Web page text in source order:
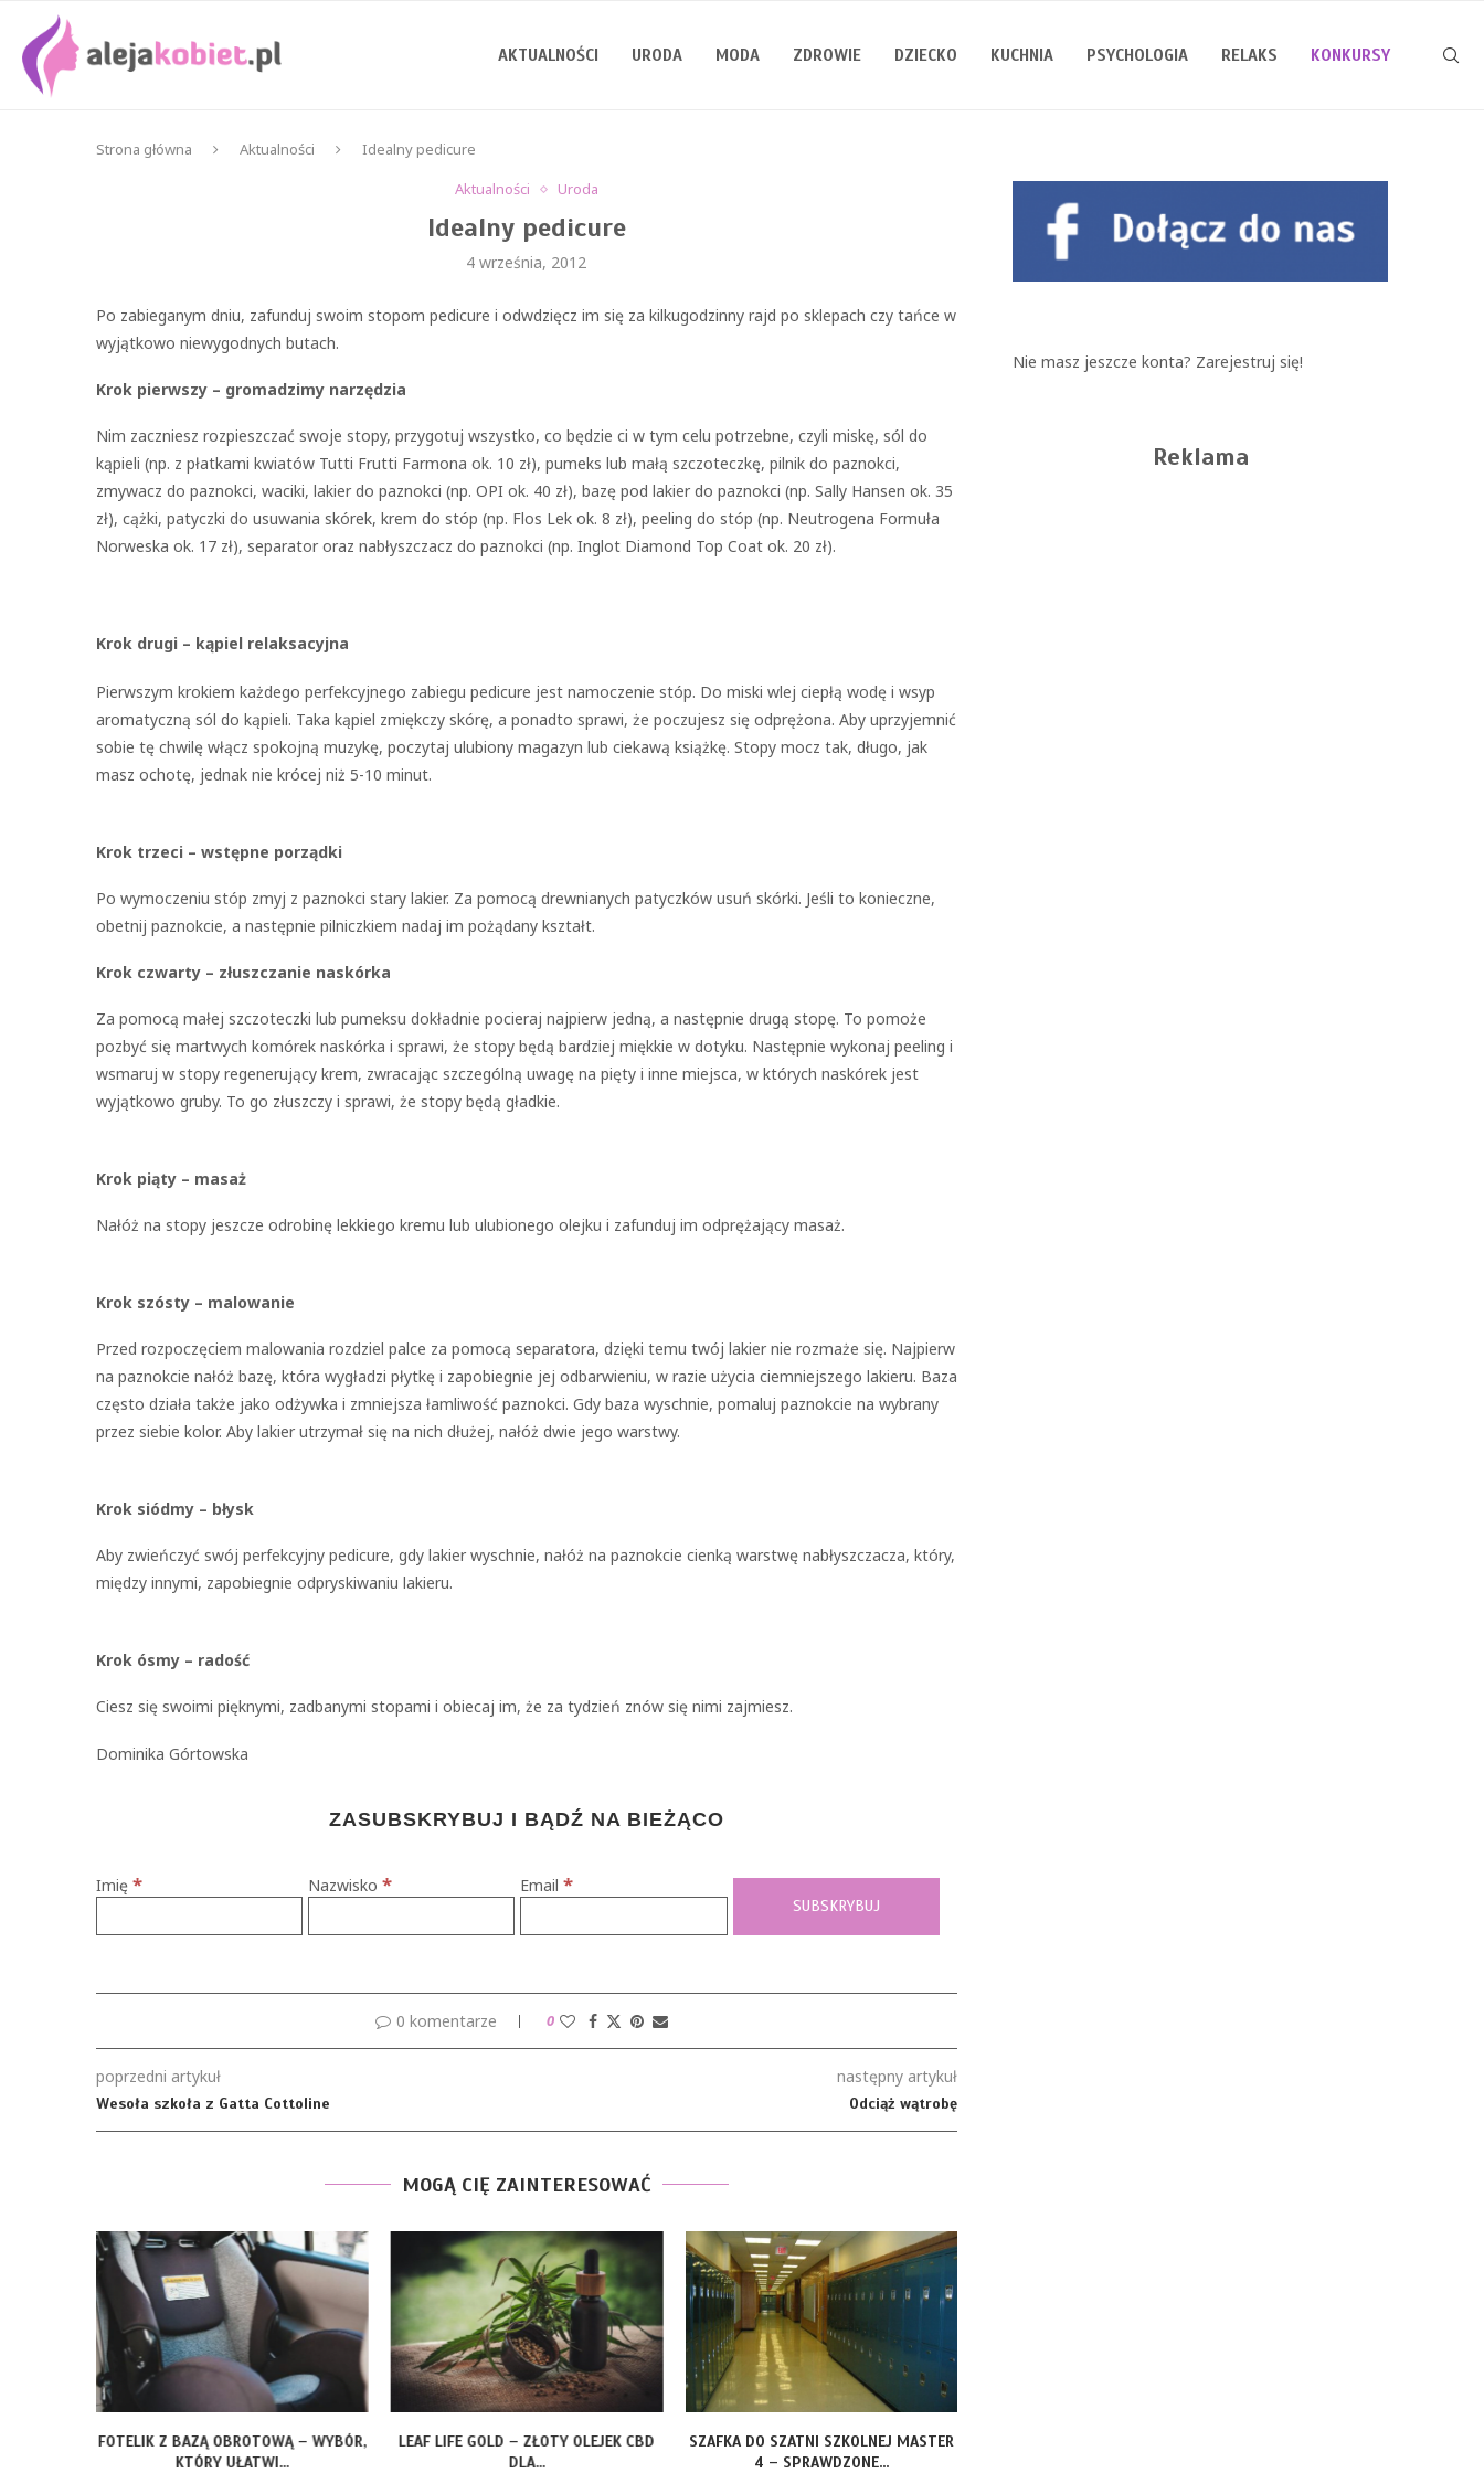
AKTUALNOŚCI URODA MODA ZDROWIE DZIECKO KUCHNIA PSYCHOLOGIA RELAKS KONKURSY
Strona główna Aktualności
Idealny pedicure
Aktualności
Uroda
Idealny pedicure
4 września, 2012
Po zabieganym dniu, zafunduj swoim stopom pedicure i odwdzięcz im się za kilkugodzinny rajd po sklepach czy tańce w
wyjątkowo niewygodnych butach.
Krok pierwszy – gromadzimy narzędzia
Nim zaczniesz rozpieszczać swoje stopy, przygotuj wszystko, co będzie ci w tym celu potrzebne, czyli miskę, sól do
kąpieli (np. z płatkami kwiatów Tutti Frutti Farmona ok. 10 zł), pumeks lub małą szczoteczkę, pilnik do paznokci,
zmywacz do paznokci, waciki, lakier do paznokci (np. OPI ok. 40 zł), bazę pod lakier do paznokci (np. Sally Hansen ok. 35
zł), cążki, patyczki do usuwania skórek, krem do stóp (np. Flos Lek ok. 8 zł), peeling do stóp (np. Neutrogena Formuła
Norweska ok. 17 zł), separator oraz nabłyszczacz do paznokci (np. Inglot Diamond Top Coat ok. 20 zł).
Krok drugi – kąpiel relaksacyjna
Pierwszym krokiem każdego perfekcyjnego zabiegu pedicure jest namoczenie stóp. Do miski wlej ciepłą wodę i wsyp
aromatyczną sól do kąpieli. Taka kąpiel zmiękczy skórę, a ponadto sprawi, że poczujesz się odprężona. Aby uprzyjemnić
sobie tę chwilę włącz spokojną muzykę, poczytaj ulubiony magazyn lub ciekawą książkę. Stopy mocz tak, długo, jak
masz ochotę, jednak nie krócej niż 5-10 minut.
Krok trzeci – wstępne porządki
Po wymoczeniu stóp zmyj z paznokci stary lakier. Za pomocą drewnianych patyczków usuń skórki. Jeśli to konieczne,
obetnij paznokcie, a następnie pilniczkiem nadaj im pożądany kształt.
Krok czwarty – złuszczanie naskórka
Za pomocą małej szczoteczki lub pumeksu dokładnie pocieraj najpierw jedną, a następnie drugą stopę. To pomoże
pozbyć się martwych komórek naskórka i sprawi, że stopy będą bardziej miękkie w dotyku. Następnie wykonaj peeling i
wsmaruj w stopy regenerujący krem, zwracając szczególną uwagę na pięty i inne miejsca, w których naskórek jest
wyjątkowo gruby. To go złuszczy i sprawi, że stopy będą gładkie.
Krok piąty – masaż
Nałóż na stopy jeszcze odrobinę lekkiego kremu lub ulubionego olejku i zafunduj im odprężający masaż.
Krok szósty – malowanie
Przed rozpoczęciem malowania rozdziel palce za pomocą separatora, dzięki temu twój lakier nie rozmaże się. Najpierw
na paznokcie nałóż bazę, która wygładzi płytkę i zapobiegnie jej odbarwieniu, w razie użycia ciemniejszego lakieru. Baza
często działa także jako odżywka i zmniejsza łamliwość paznokci. Gdy baza wyschnie, pomaluj paznokcie na wybrany
przez siebie kolor. Aby lakier utrzymał się na nich dłużej, nałóż dwie jego warstwy.
Krok siódmy – błysk
Aby zwieńczyć swój perfekcyjny pedicure, gdy lakier wyschnie, nałóż na paznokcie cienką warstwę nabłyszczacza, który,
między innymi, zapobiegnie odpryskiwaniu lakieru.
Krok ósmy – radość
Ciesz się swoimi pięknymi, zadbanymi stopami i obiecaj im, że za tydzień znów się nimi zajmiesz.
Dominika Górtowska
ZASUBSKRYBUJ I BĄDŹ NA BIEŻĄCO
Imię * Nazwisko* Email*
0 komentarze 0
poprzedni artykuł
Wesoła szkoła z Gatta Cottoline
następny artykuł
Odciąż wątrobę
MOGĄ CIĘ ZAINTERESOWAĆ
FOTELIK Z BAZĄ OBROTOWĄ – WYBÓR,
KTÓRY UŁATWI...
LEAF LIFE GOLD – ZŁOTY OLEJEK CBD
DLA...
SZAFKA DO SZATNI SZKOLNEJ MASTER
4 – SPRAWDZONE...
Nie masz jeszcze konta? Zarejestruj się!
Reklama